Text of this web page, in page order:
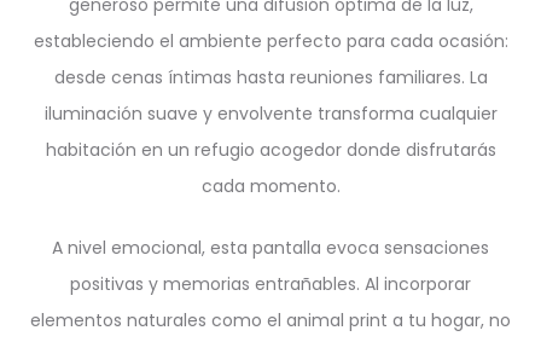
estableciendo el ambiente perfecto para cada ocasión:
desde cenas íntimas hasta reuniones familiares. La
iluminación suave y envolvente transforma cualquier
habitación en un refugio acogedor donde disfrutarás
cada momento.
A nivel emocional, esta pantalla evoca sensaciones
positivas y memorias entrañables. Al incorporar
elementos naturales como el animal print a tu hogar, no